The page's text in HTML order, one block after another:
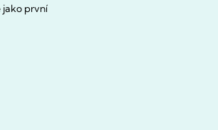
jako první